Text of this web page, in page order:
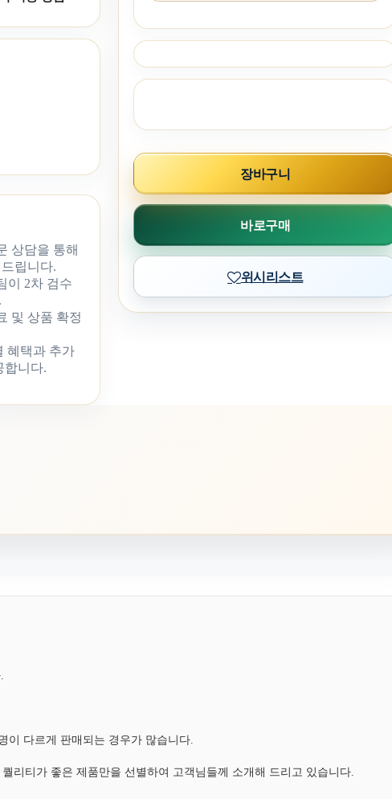
상담을 통해
립니다.
이 2차 검수
및 상품 확정
혜택과 추가
합니다.
바로구매
장바구니
위시리스트
이 다르게 판매되는 경우가 많습니다.
리티가 좋은 제품만을 선별하여 고객님들께 소개해 드리고 있습니다.